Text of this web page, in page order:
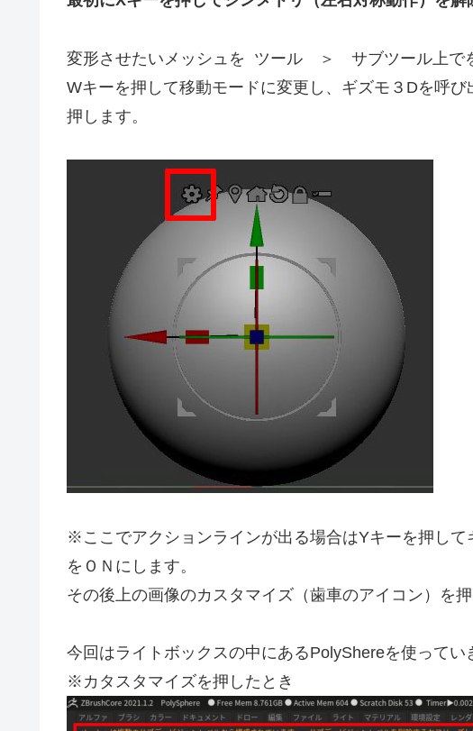
変形させたいメッシュを ツール ＞ サブツール上で
Wキーを押して移動モードに変更し、ギズモ３Dを呼
押します。
※ここでアクションラインが出る場合はYキーを押し
をＯＮにします。
その後上の画像のカスタマイズ（歯車のアイコン）を押
今回はライトボックスの中にあるPolyShereを使ってい
※カタスタマイズを押したとき